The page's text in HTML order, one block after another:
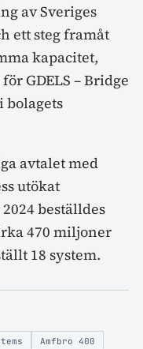
av Sveriges
ett steg framåt
kapacitet,
GDELS – Bridge
bolagets
avtalet med
utökat
beställdes
470 miljoner
18 system.
Amfbro 400